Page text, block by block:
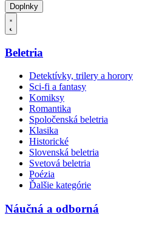
Doplnky
Beletria
Detektívky, trilery a horory
Sci-fi a fantasy
Komiksy
Romantika
Spoločenská beletria
Klasika
Historické
Slovenská beletria
Svetová beletria
Poézia
Ďalšie kategórie
Náučná a odborná